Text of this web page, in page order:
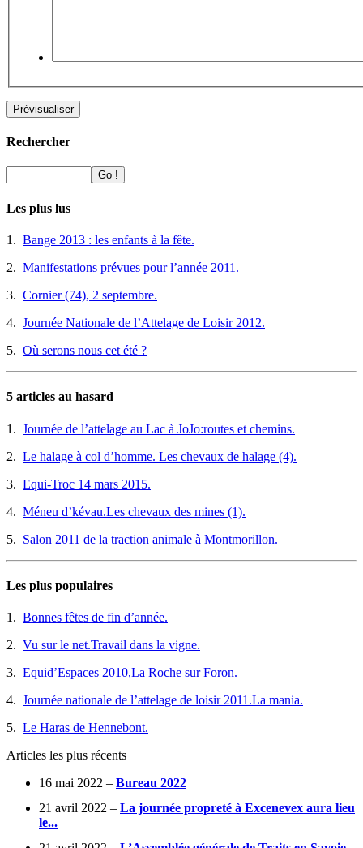
Rechercher
Les plus lus
1. Bange 2013 : les enfants à la fête.
2. Manifestations prévues pour l’année 2011.
3. Cornier (74), 2 septembre.
4. Journée Nationale de l’Attelage de Loisir 2012.
5. Où serons nous cet été ?
5 articles au hasard
1. Journée de l’attelage au Lac à JoJo:routes et chemins.
2. Le halage à col d’homme. Les chevaux de halage (4).
3. Equi-Troc 14 mars 2015.
4. Méneu d’kévau.Les chevaux des mines (1).
5. Salon 2011 de la traction animale à Montmorillon.
Les plus populaires
1. Bonnes fêtes de fin d’année.
2. Vu sur le net.Travail dans la vigne.
3. Equid’Espaces 2010,La Roche sur Foron.
4. Journée nationale de l’attelage de loisir 2011.La mania.
5. Le Haras de Hennebont.
Articles les plus récents
16 mai 2022 – Bureau 2022
21 avril 2022 – La journée propreté à Excenevex aura lieu
le...